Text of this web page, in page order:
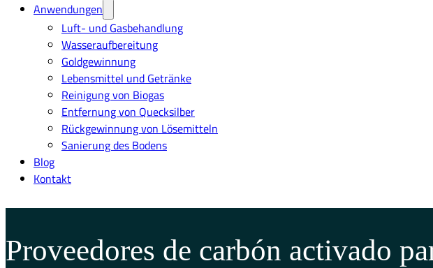
Anwendungen
Luft- und Gasbehandlung
Wasseraufbereitung
Goldgewinnung
Lebensmittel und Getränke
Reinigung von Biogas
Entfernung von Quecksilber
Rückgewinnung von Lösemitteln
Sanierung des Bodens
Blog
Kontakt
Proveedores de carbón activado